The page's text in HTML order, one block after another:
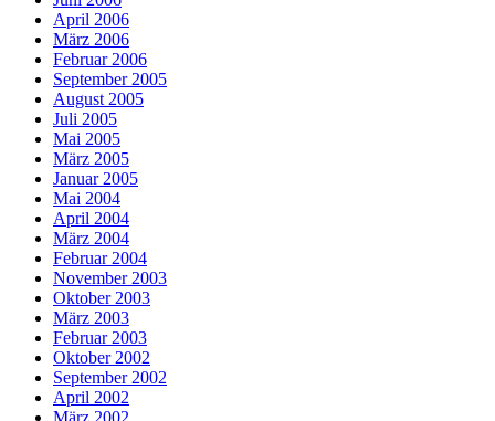
April 2006
März 2006
Februar 2006
September 2005
August 2005
Juli 2005
Mai 2005
März 2005
Januar 2005
Mai 2004
April 2004
März 2004
Februar 2004
November 2003
Oktober 2003
März 2003
Februar 2003
Oktober 2002
September 2002
April 2002